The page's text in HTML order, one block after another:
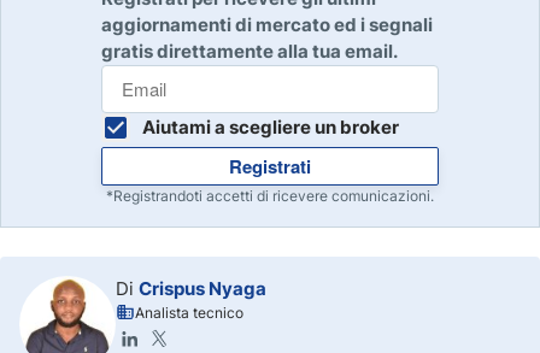
aggiornamenti di mercato ed i segnali
gratis direttamente alla tua email.
Aiutami a scegliere un broker
Registrati
*Registrandoti accetti di ricevere comunicazioni.
Di Crispus Nyaga
Analista tecnico